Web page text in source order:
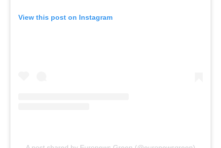
View this post on Instagram